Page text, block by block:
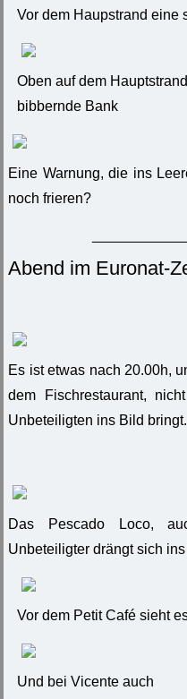
Vor dem Haupstrand eine
Oben auf dem
bibbernde Bank
Eine Warnung, die ins
noch frieren?
Abend im Euronat-
Es ist etwas nach 20.00h,
dem Fischrestaurant,
Unbeteiligten ins Bild bringt.
Das Pescado Loco,
Unbeteiligter drängt sich
Vor dem Petit Café sieht
Und bei Vicente auch